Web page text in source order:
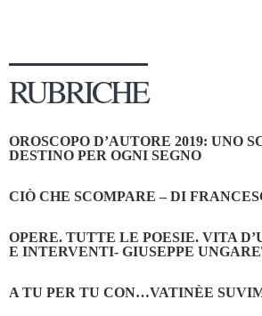
RUBRICHE
OROSCOPO D’AUTORE 2019: UNO
DESTINO PER OGNI SEGNO
CIÒ CHE SCOMPARE – DI
OPERE. TUTTE LE POESIE. VITA
E INTERVENTI- GIUSEPPE
A TU PER TU CON…VATINÈE